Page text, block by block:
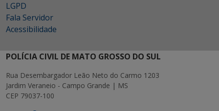
LGPD
Fala Servidor
Acessibilidade
POLÍCIA CIVIL DE MATO GROSSO DO SUL
Rua Desembargador Leão Neto do Carmo 1203
Jardim Veraneio - Campo Grande | MS
CEP 79037-100